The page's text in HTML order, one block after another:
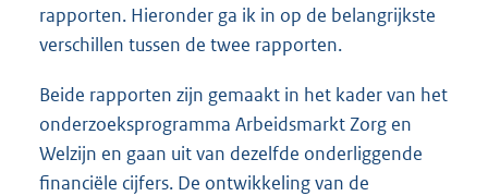
rapporten. Hieronder ga ik in op de belangrijkste
verschillen tussen de twee rapporten.
Beide rapporten zijn gemaakt in het kader van het
onderzoeksprogramma Arbeidsmarkt Zorg en
Welzijn en gaan uit van dezelfde onderliggende
financiële cijfers. De ontwikkeling van de